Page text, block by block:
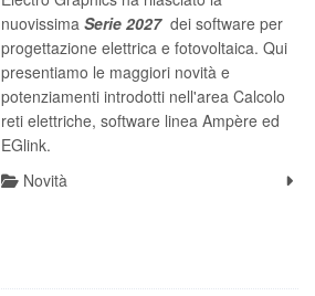
nuovissimaSerie 2027dei software per
progettazione elettrica e fotovoltaica. Qui
presentiamo le maggiori novità e
potenziamenti introdotti nell'area Calcolo
reti elettriche, software linea Ampère ed
EGlink.
Novità